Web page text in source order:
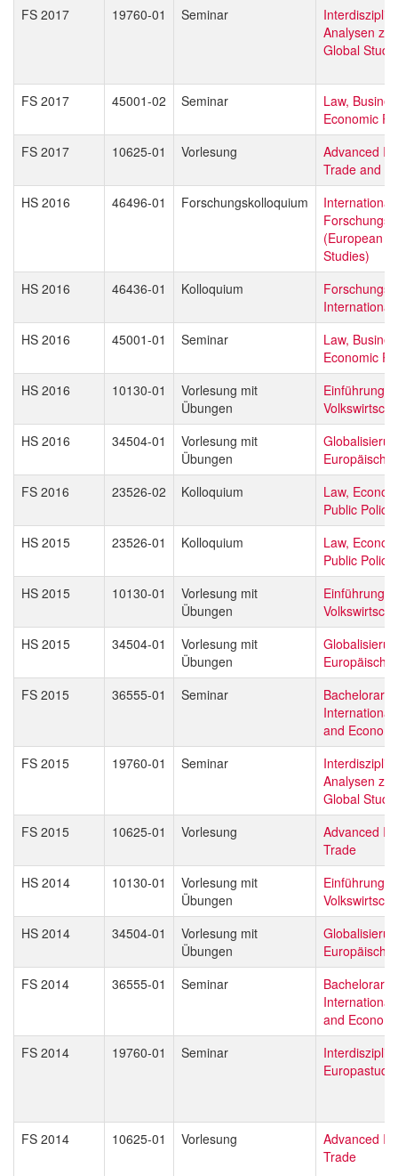
FS 2017
19760-01 Seminar
Analysen zu
Global
FS 2017 45001-02 Seminar
Law,
Economic
FS 2017
10625-01 Vorlesung
Advanced
Trade and
HS 2016
46496-01 Forschungskolloquium
International
(European
Studies)
HS 2016
46436-01 Kolloquium
International
HS 2016
45001-01 Seminar
Law,
Economic
HS 2016
10130-01
Vorlesung mit
Übungen
Einführung
HS 2016
34504-01
Vorlesung mit
Übungen
FS 2016
23526-02 Kolloquium
Law,
Public Policy
HS 2015
23526-01 Kolloquium
Law,
Public Policy
HS 2015
10130-01
Vorlesung mit
Übungen
Einführung
HS 2015
34504-01
Vorlesung mit
Übungen
FS 2015
36555-01 Seminar
International
and
FS 2015
19760-01 Seminar
Analysen zu
Global
FS 2015
10625-01 Vorlesung
Advanced
Trade
HS 2014
10130-01
Vorlesung mit
Übungen
Einführung
HS 2014
34504-01
Vorlesung mit
Übungen
FS 2014
36555-01 Seminar
International
and
FS 2014
19760-01 Seminar
FS 2014 10625-01 Vorlesung
Advanced
Trade